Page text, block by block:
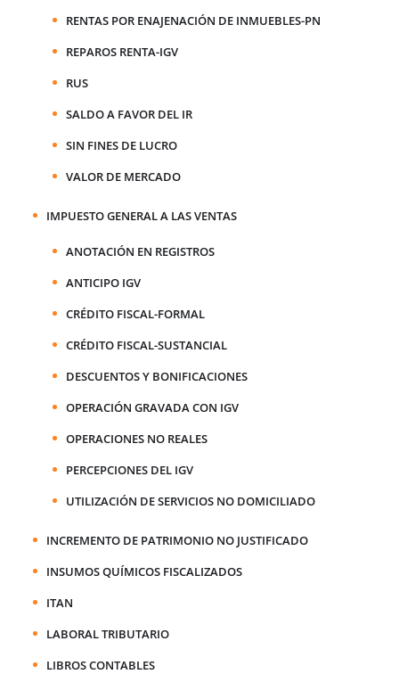
RENTAS POR ENAJENACIÓN DE INMUEBLES-PN
REPAROS RENTA-IGV
RUS
SALDO A FAVOR DEL IR
SIN FINES DE LUCRO
VALOR DE MERCADO
IMPUESTO GENERAL A LAS VENTAS
ANOTACIÓN EN REGISTROS
ANTICIPO IGV
CRÉDITO FISCAL-FORMAL
CRÉDITO FISCAL-SUSTANCIAL
DESCUENTOS Y BONIFICACIONES
OPERACIÓN GRAVADA CON IGV
OPERACIONES NO REALES
PERCEPCIONES DEL IGV
UTILIZACIÓN DE SERVICIOS NO DOMICILIADO
INCREMENTO DE PATRIMONIO NO JUSTIFICADO
INSUMOS QUÍMICOS FISCALIZADOS
ITAN
LABORAL TRIBUTARIO
LIBROS CONTABLES